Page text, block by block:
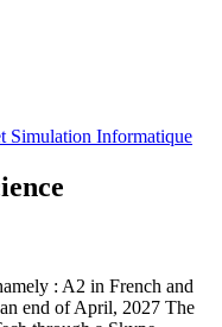
Simulation Informatique
: A2 in French and
end of April, 2027 The